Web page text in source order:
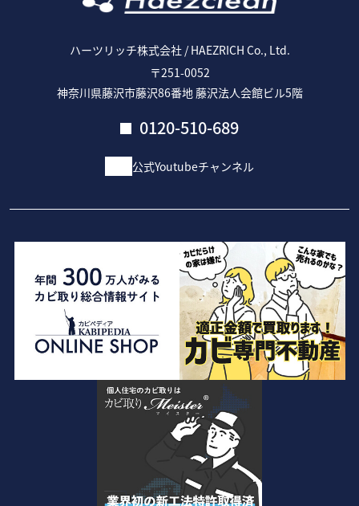
ハーツリッチ株式会社 / HAEZRICH Co., Ltd.
〒251-0052
神奈川県藤沢市藤沢86番地 藤沢法人会館ビル5階
0120-510-689
公式Youtubeチャンネル